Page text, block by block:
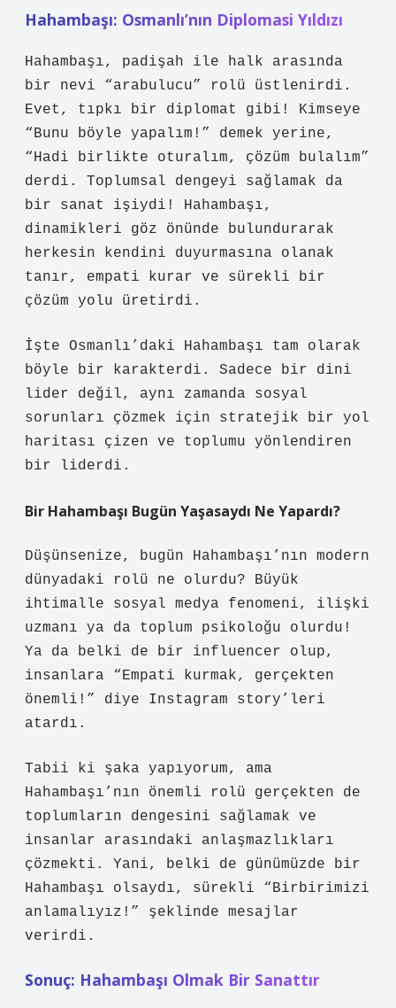
Hahambaşı: Osmanlı’nın Diplomasi Yıldızı
Hahambaşı, padişah ile halk arasında
bir nevi “arabulucu” rolü üstlenirdi.
Evet, tıpkı bir diplomat gibi! Kimseye
“Bunu böyle yapalım!” demek yerine,
“Hadi birlikte oturalım, çözüm bulalım”
derdi. Toplumsal dengeyi sağlamak da
bir sanat işiydi! Hahambaşı,
dinamikleri göz önünde bulundurarak
herkesin kendini duyurmasına olanak
tanır, empati kurar ve sürekli bir
çözüm yolu üretirdi.
İşte Osmanlı’daki Hahambaşı tam olarak
böyle bir karakterdi. Sadece bir dini
lider değil, aynı zamanda sosyal
sorunları çözmek için stratejik bir yol
haritası çizen ve toplumu yönlendiren
bir liderdi.
Bir Hahambaşı Bugün Yaşasaydı Ne Yapardı?
Düşünsenize, bugün Hahambaşı’nın modern
dünyadaki rolü ne olurdu? Büyük
ihtimalle sosyal medya fenomeni, ilişki
uzmanı ya da toplum psikoloğu olurdu!
Ya da belki de bir influencer olup,
insanlara “Empati kurmak, gerçekten
önemli!” diye Instagram story’leri
atardı.
Tabii ki şaka yapıyorum, ama
Hahambaşı’nın önemli rolü gerçekten de
toplumların dengesini sağlamak ve
insanlar arasındaki anlaşmazlıkları
çözmekti. Yani, belki de günümüzde bir
Hahambaşı olsaydı, sürekli “Birbirimizi
anlamalıyız!” şeklinde mesajlar
verirdi.
Sonuç: Hahambaşı Olmak Bir Sanattır